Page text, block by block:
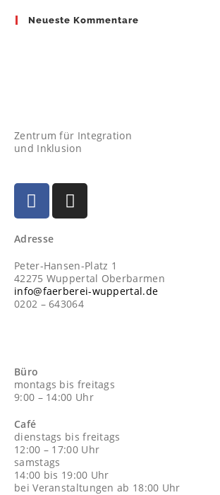
Neueste Kommentare
Zentrum für Integration
und Inklusion
Adresse
Peter-Hansen-Platz 1
42275 Wuppertal Oberbarmen
info@faerberei-wuppertal.de
0202 – 643064
Büro
montags bis freitags
9:00 – 14:00 Uhr
Café
dienstags bis freitags
12:00 – 17:00 Uhr
samstags
14:00 bis 19:00 Uhr
bei Veranstaltungen ab 18:00 Uhr